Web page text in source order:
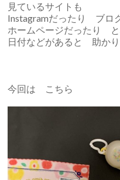
見ているサイトも
Instagramだったり ブロ
ホームページだったり
日付などがあると 助かり
今回は こちら